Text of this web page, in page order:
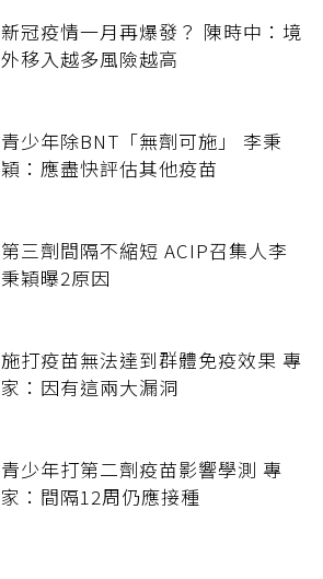
新冠疫情一月再爆發？ 陳時中：境
外移入越多風險越高
青少年除BNT「無劑可施」 李秉
穎：應盡快評估其他疫苗
第三劑間隔不縮短 ACIP召集人李
秉穎曝2原因
施打疫苗無法達到群體免疫效果 專
家：因有這兩大漏洞
青少年打第二劑疫苗影響學測 專
家：間隔12周仍應接種